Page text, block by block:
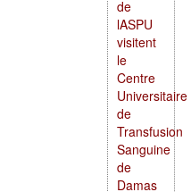
de
lASPU
visitent
le
Centre
Universitaire
de
Transfusion
Sanguine
de
Damas